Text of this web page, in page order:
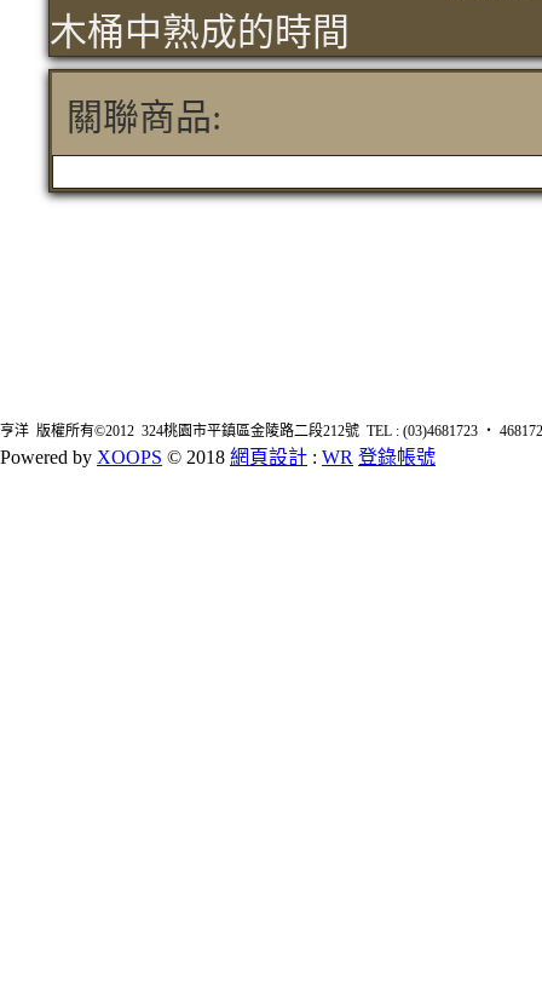
木桶中熟成的時間
關聯商品:
亨洋 版權所有©2012 324桃園市平鎮區金陵路二段212號 TEL : (03)4681723 ‧
Powered by XOOPS © 2018 網頁設計 : WR 登錄帳號